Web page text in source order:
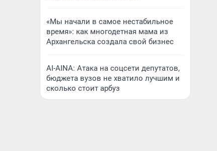
«Мы начали в самое нестабильное
время»: как многодетная мама из
Архангельска создала свой бизнес
AI-AINA: Атака на соцсети депутатов,
бюджета вузов не хватило лучшим и
сколько стоит арбуз